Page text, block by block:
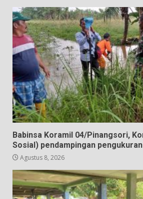
Babinsa Koramil 04/Pinangsori,
Sosial) pendampingan
Agustus 8, 2026